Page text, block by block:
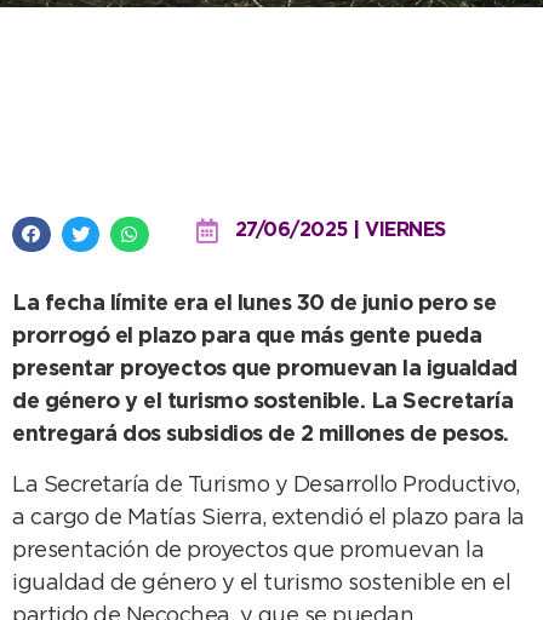
27/06/2025 | VIERNES
La fecha límite era el lunes 30 de junio pero se
prorrogó el plazo para que más gente pueda
presentar proyectos que promuevan la igualdad
de género y el turismo sostenible. La Secretaría
entregará dos subsidios de 2 millones de pesos.
La Secretaría de Turismo y Desarrollo Productivo,
a cargo de Matías Sierra, extendió el plazo para la
presentación de proyectos que promuevan la
igualdad de género y el turismo sostenible en el